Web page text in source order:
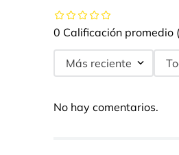
0 Calificación promedio
Más reciente
No hay comentarios.